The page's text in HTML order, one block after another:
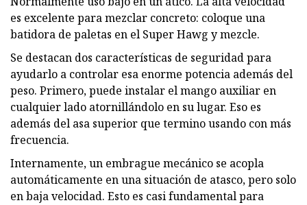
es excelente para mezclar concreto: coloque una
batidora de paletas en el Super Hawg y mezcle.
Se destacan dos características de seguridad para
ayudarlo a controlar esa enorme potencia además del
peso. Primero, puede instalar el mango auxiliar en
cualquier lado atornillándolo en su lugar. Eso es
además del asa superior que termino usando con más
frecuencia.
Internamente, un embrague mecánico se acopla
automáticamente en una situación de atasco, pero solo
en baja velocidad. Esto es casi fundamental para